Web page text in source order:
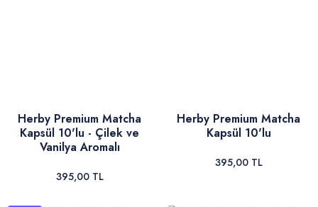
Herby Premium Matcha
Kapsül 10'lu - Çilek ve
Vanilya Aromalı
395,00 TL
Herby Premium Matcha
Kapsül 10'lu
395,00 TL